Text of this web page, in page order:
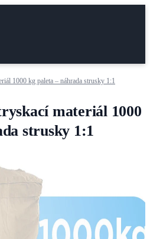
1000 kg paleta – náhrada strusky 1:1
materiál 1000
strusky 1:1